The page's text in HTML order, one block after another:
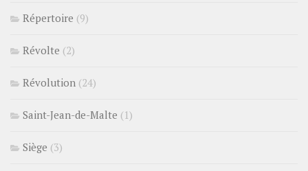
Répertoire (9)
Révolte (2)
Révolution (24)
Saint-Jean-de-Malte (1)
Siège (3)